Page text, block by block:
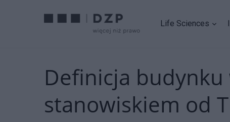
Life Sciences
Definicja budynku
stanowiskiem od